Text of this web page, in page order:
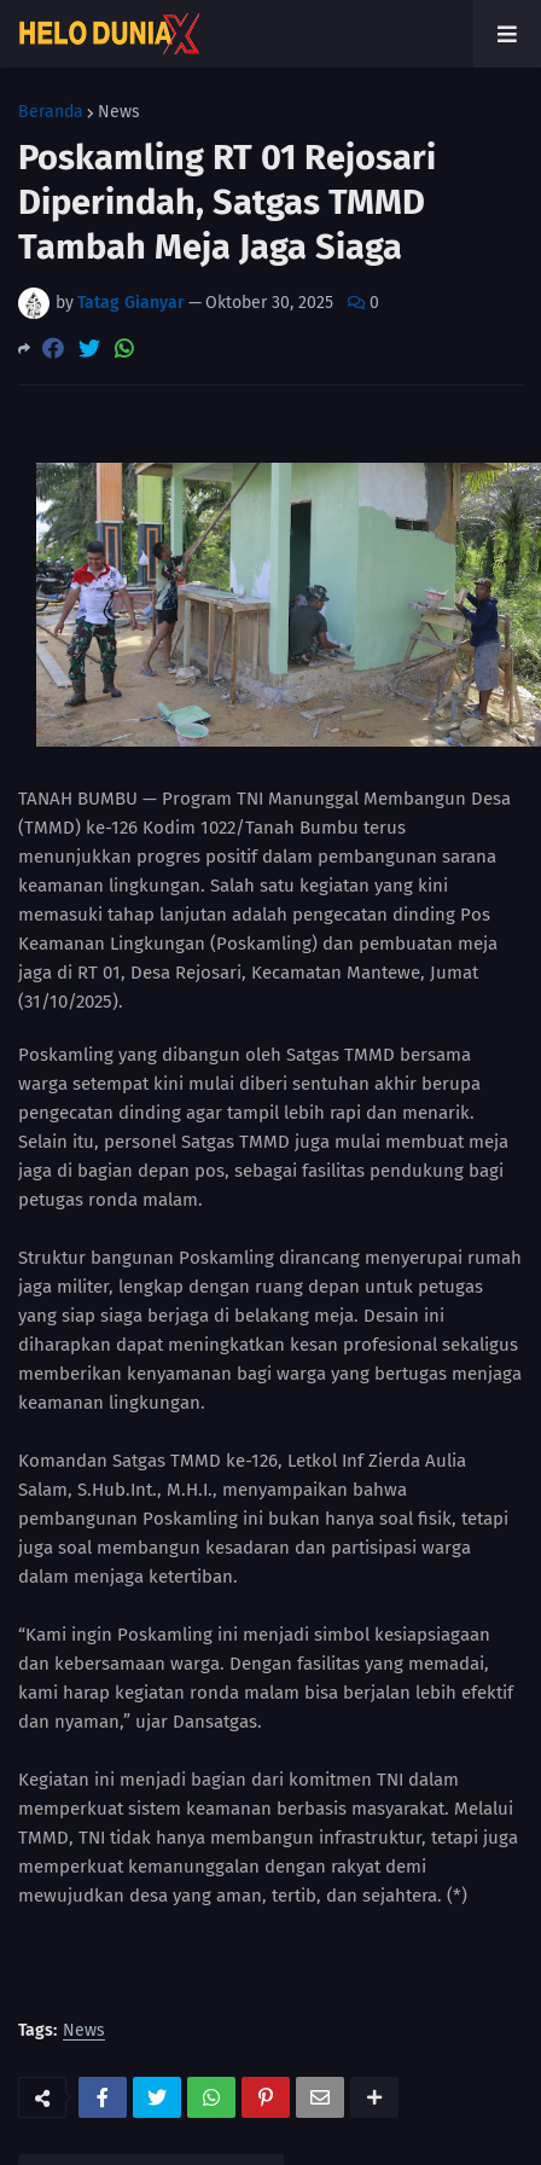
Beranda News
Poskamling RT 01 Rejosari
Diperindah, Satgas TMMD
Tambah Meja Jaga Siaga
byTatag Gianyar—Oktober 30, 2025 0
TANAH BUMBU — Program TNI Manunggal Membangun Desa
(TMMD) ke-126 Kodim 1022/Tanah Bumbu terus
menunjukkan progres positif dalam pembangunan sarana
keamanan lingkungan. Salah satu kegiatan yang kini
memasuki tahap lanjutan adalah pengecatan dinding Pos
Keamanan Lingkungan (Poskamling) dan pembuatan meja
jaga di RT 01, Desa Rejosari, Kecamatan Mantewe, Jumat
(31/10/2025).
Poskamling yang dibangun oleh Satgas TMMD bersama
warga setempat kini mulai diberi sentuhan akhir berupa
pengecatan dinding agar tampil lebih rapi dan menarik.
Selain itu, personel Satgas TMMD juga mulai membuat meja
jaga di bagian depan pos, sebagai fasilitas pendukung bagi
petugas ronda malam.
Struktur bangunan Poskamling dirancang menyerupai rumah
jaga militer, lengkap dengan ruang depan untuk petugas
yang siap siaga berjaga di belakang meja. Desain ini
diharapkan dapat meningkatkan kesan profesional sekaligus
memberikan kenyamanan bagi warga yang bertugas menjaga
keamanan lingkungan.
Komandan Satgas TMMD ke-126, Letkol Inf Zierda Aulia
Salam, S.Hub.Int., M.H.I., menyampaikan bahwa
pembangunan Poskamling ini bukan hanya soal fisik, tetapi
juga soal membangun kesadaran dan partisipasi warga
dalam menjaga ketertiban.
“Kami ingin Poskamling ini menjadi simbol kesiapsiagaan
dan kebersamaan warga. Dengan fasilitas yang memadai,
kami harap kegiatan ronda malam bisa berjalan lebih efektif
dan nyaman,” ujar Dansatgas.
Kegiatan ini menjadi bagian dari komitmen TNI dalam
memperkuat sistem keamanan berbasis masyarakat. Melalui
TMMD, TNI tidak hanya membangun infrastruktur, tetapi juga
memperkuat kemanunggalan dengan rakyat demi
mewujudkan desa yang aman, tertib, dan sejahtera. (*)
Tags: News